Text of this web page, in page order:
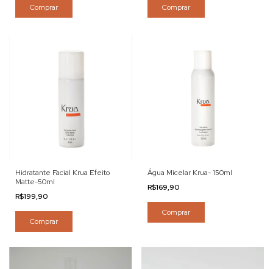
Comprar
Hidratante Facial Krua Efeito
Matte-50ml
R$199,90
Comprar
Água Micelar Krua- 150ml
R$169,90
Comprar